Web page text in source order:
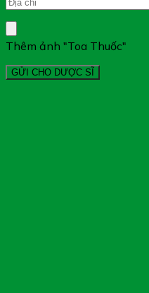
Thêm ảnh "Toa Thuốc"